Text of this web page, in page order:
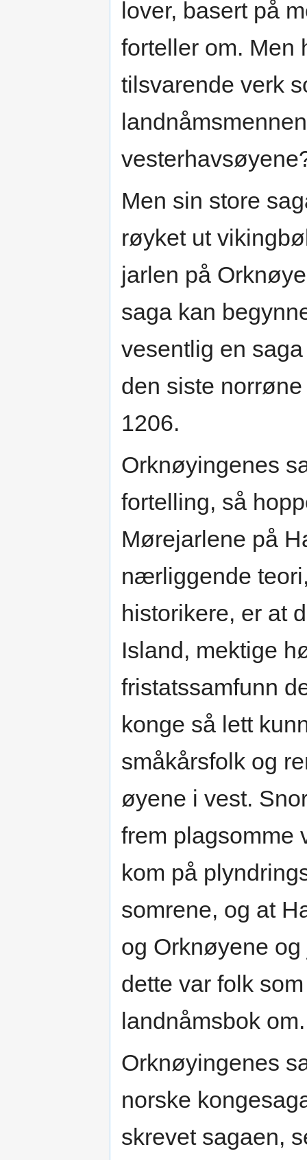
lover, basert på
forteller om. Men
tilsvarende verk
Men sin store
røyket ut
jarlen på
saga kan
vesentlig en
den siste
1206.
Orknøyingenes
fortelling, så
Mørejarlene på
nærliggende
historikere, er at
Island, mektige
fristatssamfunn
konge så lett
småkårsfolk og
øyene i vest.
frem plagsomme
kom på
somrene, og at
og Orknøyene
dette var folk
landnåmsbok om.
Orknøyingenes
norske
skrevet sagaen,